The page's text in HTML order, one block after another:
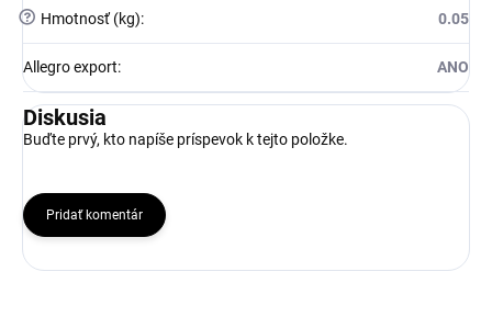
? Hmotnosť (kg): 0.05
Allegro export: ANO
Diskusia
Buďte prvý, kto napíše príspevok k tejto položke.
Pridať komentár